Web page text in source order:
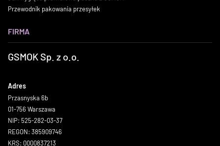
Przewodnik pakowania przesyłek
FIRMA
GSMOK Sp. z o.o.
Adres
Przasnyska 6b
01-756 Warszawa
NIP: 525-282-03-37
REGON: 385909746
KRS: 0000837213